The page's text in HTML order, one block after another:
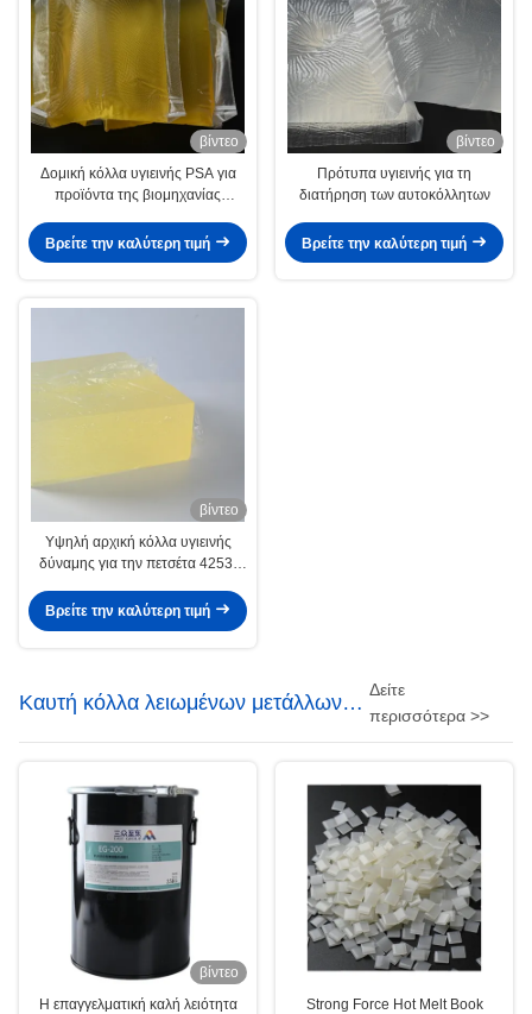
βίντεο
Δομική κόλλα υγιεινής PSA για
προϊόντα της βιομηχανίας
Βρείτε την καλύτερη τιμή
βίντεο
Πρότυπα υγιεινής για τη
διατήρηση των αυτοκόλλητων
Βρείτε την καλύτερη τιμή
βίντεο
Υψηλή αρχική κόλλα υγιεινής
δύναμης για την πετσέτα 4253-
Βρείτε την καλύτερη τιμή
Καυτή κόλλα λειωμένων μετάλλων
βιβλιοδεσίας
Δείτε
περισσότερα >>
βίντεο
Η επαγγελματική καλή λειότητα
Strong Force Hot Melt Book